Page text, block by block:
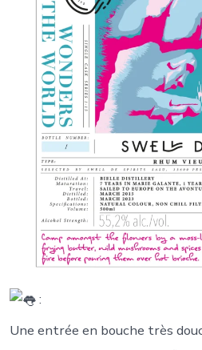
:
Une entrée en bouche très